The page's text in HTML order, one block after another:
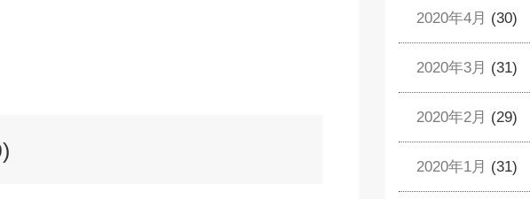
2020年4月 (30)
2020年3月 (31)
2020年2月 (29)
2020年1月 (31)